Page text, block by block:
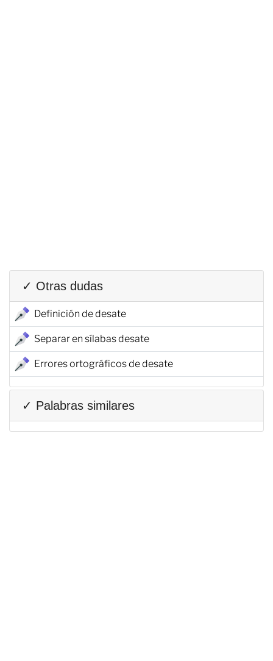
✓ Otras dudas
Definición de desate
Separar en sílabas desate
Errores ortográficos de desate
✓ Palabras similares